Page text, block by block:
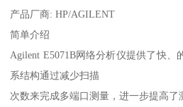
产品厂商: HP/AGILENT
简单介绍
Agilent E5071B网络分析仪提供了快
系结构通过减少扫描
次数来完成多端口测量，进一步提高了